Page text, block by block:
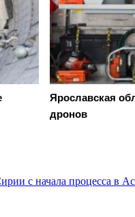
Ярославская
дронов
с начала процесса в